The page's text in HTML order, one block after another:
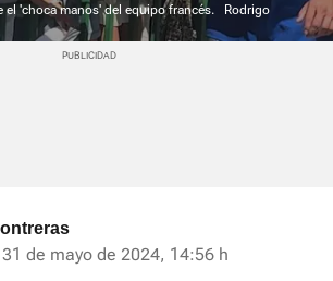
'choca manos' del equipo francés.
Rodrigo
31 de mayo de 2024, 14:56 h